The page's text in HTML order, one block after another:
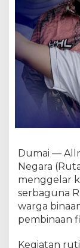
t
i
e
g
Dumai —
Negara
menggelar
serbaguna
warga
pembinaan
Kegiatan